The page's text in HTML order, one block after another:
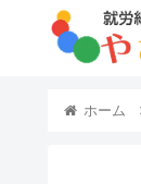
ホーム